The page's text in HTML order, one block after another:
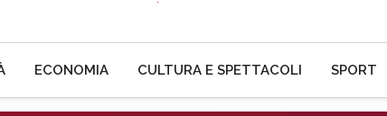
ECONOMIA CULTURA E SPETTACOLI SPORT